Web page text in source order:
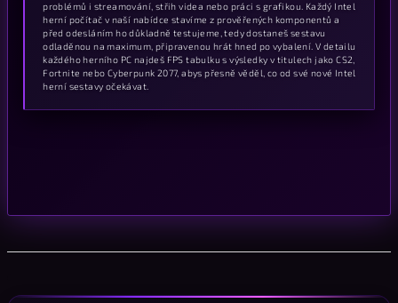
problémů i streamování, střih videa nebo práci s grafikou. Každý Intel
herní počítač v naší nabídce stavíme z prověřených komponentů a
před odesláním ho důkladně testujeme, tedy dostaneš sestavu
odladěnou na maximum, připravenou hrát hned po vybalení. V detailu
každého herního PC najdeš FPS tabulku s výsledky v titulech jako CS2,
Fortnite nebo Cyberpunk 2077, abys přesně věděl, co od své nové Intel
herní sestavy očekávat.